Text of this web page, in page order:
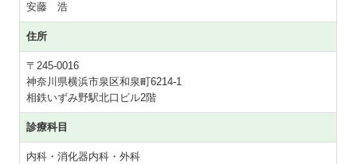
安藤 浩
住所
〒245-0016
神奈川県横浜市泉区和泉町6214-1
相鉄いずみ野駅北口ビル2階
診療科目
内科・消化器内科・外科